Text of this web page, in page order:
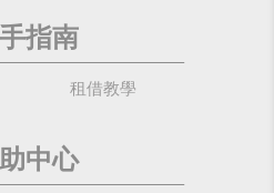
指南
租借教學
中心